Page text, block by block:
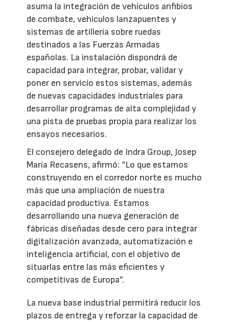
asuma la integración de vehículos anfibios
de combate, vehículos lanzapuentes y
sistemas de artillería sobre ruedas
destinados a las Fuerzas Armadas
españolas. La instalación dispondrá de
capacidad para integrar, probar, validar y
poner en servicio estos sistemas, además
de nuevas capacidades industriales para
desarrollar programas de alta complejidad y
una pista de pruebas propia para realizar los
ensayos necesarios.
El consejero delegado de Indra Group, Josep
María Recasens, afirmó: “Lo que estamos
construyendo en el corredor norte es mucho
más que una ampliación de nuestra
capacidad productiva. Estamos
desarrollando una nueva generación de
fábricas diseñadas desde cero para integrar
digitalización avanzada, automatización e
inteligencia artificial, con el objetivo de
situarlas entre las más eficientes y
competitivas de Europa”.
La nueva base industrial permitirá reducir los
plazos de entrega y reforzar la capacidad de